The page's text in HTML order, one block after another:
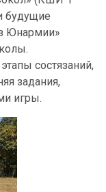
будущие
Юнармии»
состязаний,
задания,
игры.